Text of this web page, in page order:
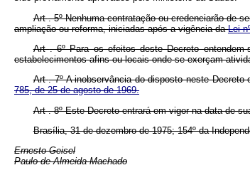
Art. 5º Nenhuma contratação ou credenciarão de
ampliação ou reforma, iniciadas após a vigência daLei
Art. 6º Para os efeitos deste Decreto
estabelecimentos afins ou locais onde se exerçam
Art. 7º A inobservância do disposto neste
785, de 25 de agosto de 1969.
Art. 8º Este Decreto entrará em vigor na data de
Brasília, 31 de dezembro de 1975; 154º da
Ernesto Geisel
Paulo de Almeida Machado